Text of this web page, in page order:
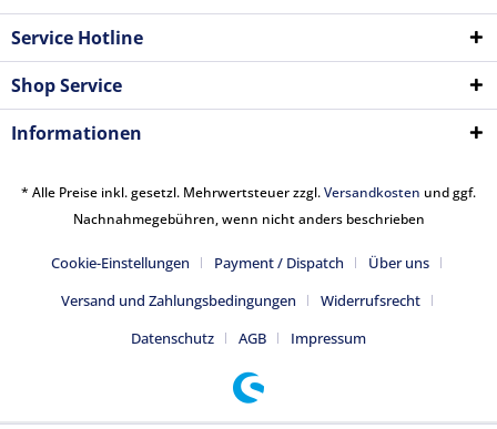
Service Hotline
Shop Service
Informationen
* Alle Preise inkl. gesetzl. Mehrwertsteuer zzgl.Versandkosten und ggf.
Nachnahmegebühren, wenn nicht anders beschrieben
Cookie-Einstellungen Payment / Dispatch
Über uns
Versand und Zahlungsbedingungen
Widerrufsrecht
Datenschutz
AGB Impressum